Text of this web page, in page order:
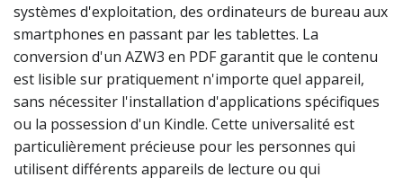
systèmes d'exploitation, des ordinateurs de bureau aux
smartphones en passant par les tablettes. La
conversion d'un AZW3 en PDF garantit que le contenu
est lisible sur pratiquement n'importe quel appareil,
sans nécessiter l'installation d'applications spécifiques
ou la possession d'un Kindle. Cette universalité est
particulièrement précieuse pour les personnes qui
utilisent différents appareils de lecture ou qui